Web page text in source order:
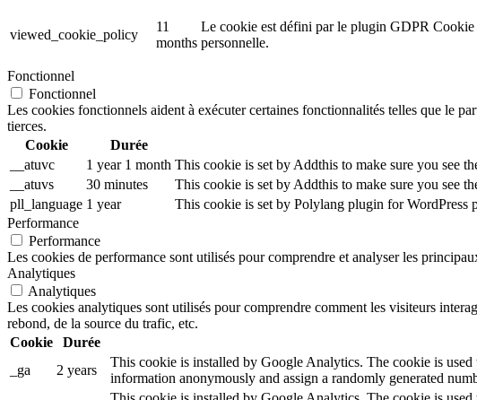
viewed_cookie_policy
11
months
Le cookie est défini par le plugin GDPR Cookie
personnelle.
Fonctionnel
Fonctionnel
Les cookies fonctionnels aident à exécuter certaines fonctionnalités telles que le
tierces.
Cookie
Durée
__atuvc
1 year 1 month This cookie is set by Addthis to make sure you see
__atuvs
30 minutes
This cookie is set by Addthis to make sure you see
pll_language 1 year
This cookie is set by Polylang plugin for WordPress
Performance
Performance
Les cookies de performance sont utilisés pour comprendre et analyser les
Analytiques
Analytiques
Les cookies analytiques sont utilisés pour comprendre comment les visiteurs
rebond, de la source du trafic, etc.
Cookie
Durée
_ga
2 years
This cookie is installed by Google Analytics. The cookie is used
information anonymously and assign a randomly generated